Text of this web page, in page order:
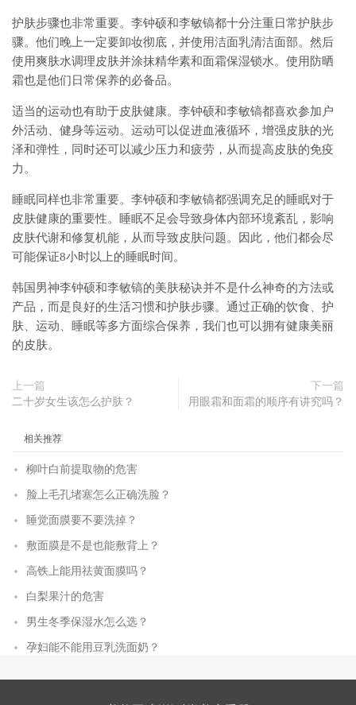
护肤步骤也非常重要。李钟硕和李敏镐都十分注重日常护肤步
骤。他们晚上一定要卸妆彻底，并使用洁面乳清洁面部。然后
使用爽肤水调理皮肤并涂抹精华素和面霜保湿锁水。使用防晒
霜也是他们日常保养的必备品。
适当的运动也有助于皮肤健康。李钟硕和李敏镐都喜欢参加户
外活动、健身等运动。运动可以促进血液循环，增强皮肤的光
泽和弹性，同时还可以减少压力和疲劳，从而提高皮肤的免疫
力。
睡眠同样也非常重要。李钟硕和李敏镐都强调充足的睡眠对于
皮肤健康的重要性。睡眠不足会导致身体内部环境紊乱，影响
皮肤代谢和修复机能，从而导致皮肤问题。因此，他们都会尽
可能保证8小时以上的睡眠时间。
韩国男神李钟硕和李敏镐的美肤秘诀并不是什么神奇的方法或
产品，而是良好的生活习惯和护肤步骤。通过正确的饮食、护
肤、运动、睡眠等多方面综合保养，我们也可以拥有健康美丽
的皮肤。
上一篇
二十岁女生该怎么护肤？
下一篇
用眼霜和面霜的顺序有讲究吗？
相关推荐
柳叶白前提取物的危害
脸上毛孔堵塞怎么正确洗脸？
睡觉面膜要不要洗掉？
敷面膜是不是也能敷背上？
高铁上能用祛黄面膜吗？
白梨果汁的危害
男生冬季保湿水怎么选？
孕妇能不能用豆乳洗面奶？